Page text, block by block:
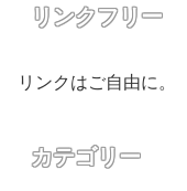
リンクフリー
リンクはご自由に。
カテゴリー